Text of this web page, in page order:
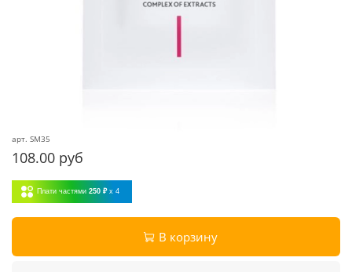
арт. SM35
108.00 руб
Плати частями 250 ₽ x 4
В корзину